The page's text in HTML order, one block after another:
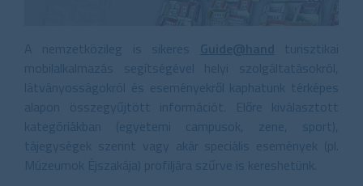
A nemzetközileg is sikeres Guide@hand turisztikai
mobilalkalmazás segítségével helyi szolgáltatásokról,
látványosságokról és eseményekről kaphatunk térképes
alapon összegyűjtött információt. Előre kiválasztott
kategóriákban (egyetemi campusok, zene, sport),
tájegységek szerint vagy akár speciális események (pl.
Múzeumok Éjszakája) profiljára szűrve is kereshetünk.